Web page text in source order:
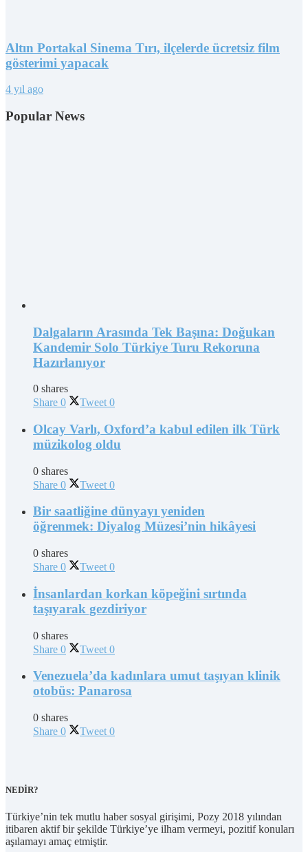
Altın Portakal Sinema Tırı, ilçelerde ücretsiz film
gösterimi yapacak
4 yıl ago
Popular News
Dalgaların Arasında Tek Başına: Doğukan
Kandemir Solo Türkiye Turu Rekoruna
Hazırlanıyor
0 shares
Share 0 Tweet 0
Olcay Varlı, Oxford’a kabul edilen ilk Türk
müzikolog oldu
0 shares
Share 0 Tweet 0
Bir saatliğine dünyayı yeniden
öğrenmek: Diyalog Müzesi’nin hikâyesi
0 shares
Share 0 Tweet 0
İnsanlardan korkan köpeğini sırtında
taşıyarak gezdiriyor
0 shares
Share 0 Tweet 0
Venezuela’da kadınlara umut taşıyan klinik
otobüs: Panarosa
0 shares
Share 0 Tweet 0
NEDİR?
Türkiye’nin tek mutlu haber sosyal girişimi, Pozy 2018 yılından
itibaren aktif bir şekilde Türkiye’ye ilham vermeyi, pozitif konuları
aşılamayı amaç etmiştir.